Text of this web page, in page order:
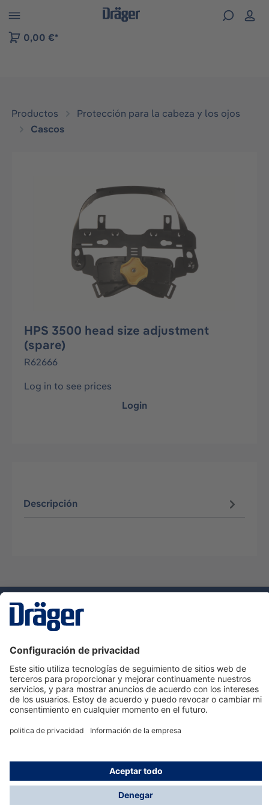
to B2B platform navigation
0,00 €*
Productos
Protección para la cabeza y los ojos
Cascos
HPS 3500 head size adjustment
(spare)
R62666
Log in to see prices
Login
Descripción
Servicio de atención al cliente de Dräger
Ayuda
Información
© Dräger Hispania S.A.U., 2024
*Todos los precios no incluyen IVA y posibles gastos